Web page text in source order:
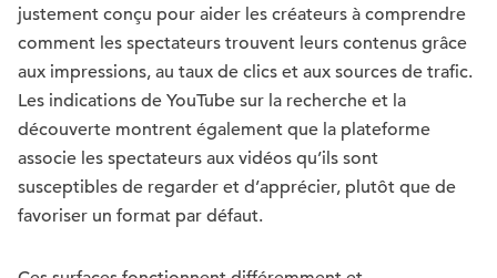
justement conçu pour aider les créateurs à comprendre
comment les spectateurs trouvent leurs contenus grâce
aux impressions, au taux de clics et aux sources de trafic.
Les indications de YouTube sur la recherche et la
découverte montrent également que la plateforme
associe les spectateurs aux vidéos qu’ils sont
susceptibles de regarder et d’apprécier, plutôt que de
favoriser un format par défaut.